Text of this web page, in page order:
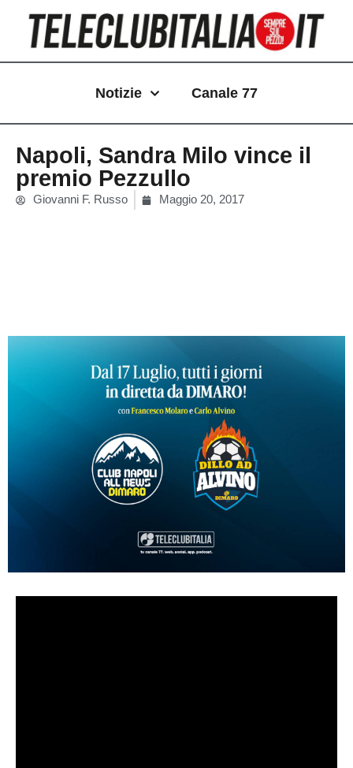
contenuto
Notizie Canale 77
Napoli, Sandra Milo vince il
premio Pezzullo
Giovanni F. Russo Maggio 20, 2017